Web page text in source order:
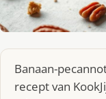
Banaan-
recept van